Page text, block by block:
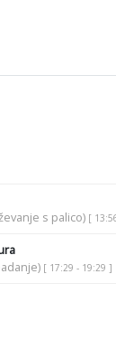
s palico) [
[ 17:29 - 19:29 ]